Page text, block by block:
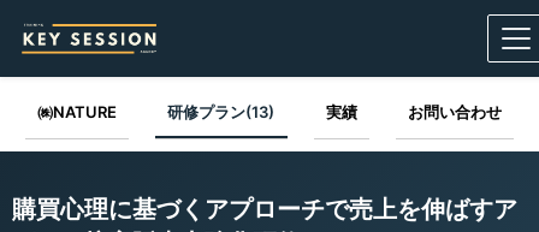
㈱NATURE 研修プラン(13) 実績 お問い合わせ
購買心理に基づくアプローチで売上を伸ばすア